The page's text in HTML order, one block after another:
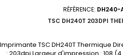
RÉFÉRENCE: DH240-
TSC DH240T 203DPI
Imprimante TSC DH240T Thermique